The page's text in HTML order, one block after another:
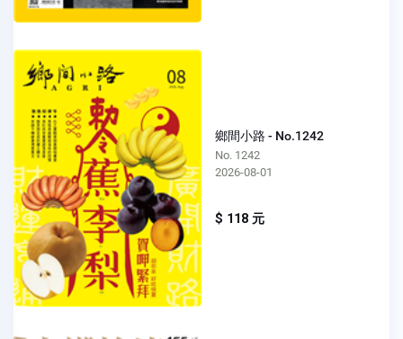
鄉間小路 - No.1242
No. 1242
2026-08-01
$ 118 元